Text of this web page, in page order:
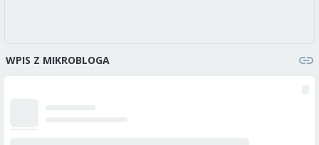
WPIS Z MIKROBLOGA